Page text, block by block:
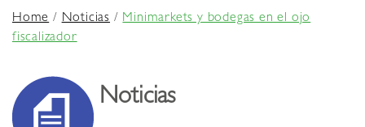
Home/Noticias /Minimarkets y bodegas en el ojo
fiscalizador
Noticias